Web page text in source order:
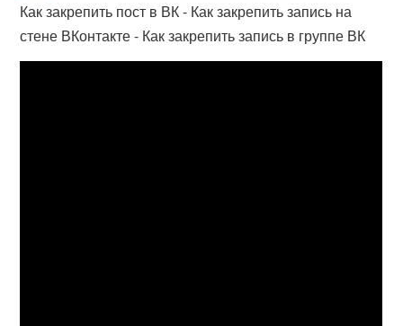
Как закрепить пост в ВК - Как закрепить запись на
стене ВКонтакте - Как закрепить запись в группе ВК